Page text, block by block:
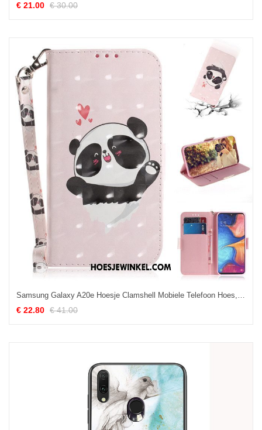
€ 21.00 € 30.00
Samsung Galaxy A20e Hoesje Clamshell Mobiele Telefoon Hoes, Samsung Galaxy A20e Hoesje Bescherming Spotprent
€ 22.80 € 41.00